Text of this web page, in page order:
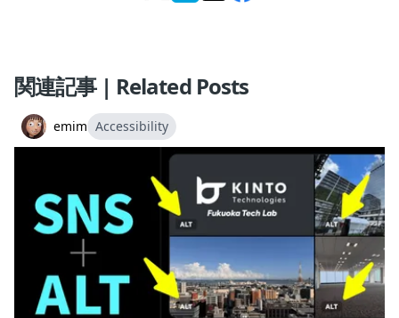
関連記事 | Related Posts
emim Accessibility